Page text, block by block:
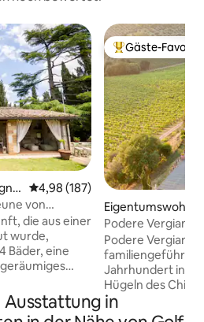
Durchschnittliche Bewertung:
4,98 (187)
von
die aus einer
wurde,
Bäder, eine
Whirlpool,
einen Grill, eine
Beliebter Gäste-
Gäste-Favorit
Podere Vergianoni eingebettet in
Chianti mit Pool
Podere
familiengeführtes
Jahrhundert in
Hügeln des
der Möglichkeit,
Service und
Ausstattung in